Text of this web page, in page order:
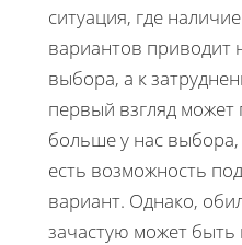
ситуация, где
вариантов приводит
выбора, а к
первый взгляд может
больше у нас
есть возможность
вариант. Однако,
зачастую может